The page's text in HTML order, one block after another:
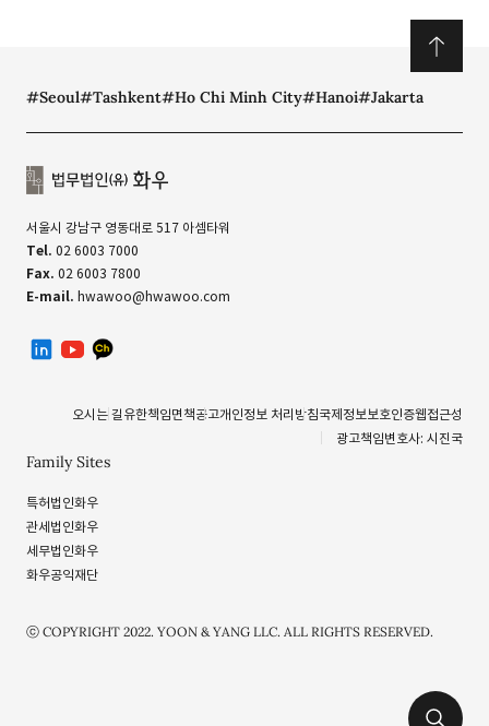
#Seoul#Tashkent#Ho Chi Minh City#Hanoi#Jakarta
서울시 강남구 영동대로 517 아셈타워
Tel. 02 6003 7000
Fax. 02 6003 7800
E-mail. hwawoo@hwawoo.com
Family Sites
특허법인화우
관세법인화우
세무법인화우
화우공익재단
오시는 길 유한책임면책공고개인정보 처리방침국제정보보호인증웹접근성
광고책임변호사: 시진국
ⓒ COPYRIGHT 2022. YOON & YANG LLC. ALL RIGHTS RESERVED.